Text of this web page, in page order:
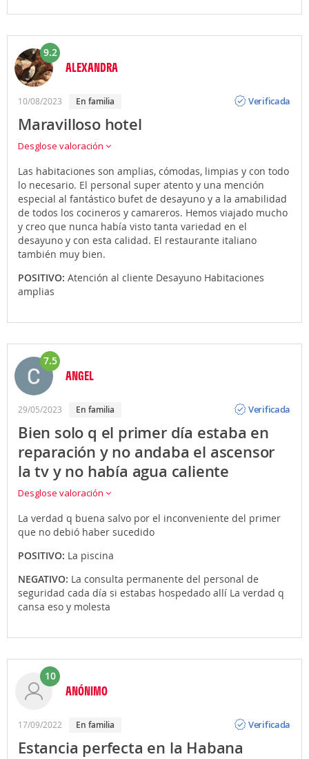
9.2
ALEXANDRA
10/08/2023 En familia
Verificada
Maravilloso hotel
Desglose valoración
Las habitaciones son amplias, cómodas, limpias y con todo
lo necesario. El personal super atento y una mención
especial al fantástico bufet de desayuno y a la amabilidad
de todos los cocineros y camareros. Hemos viajado mucho
y creo que nunca había visto tanta variedad en el
desayuno y con esta calidad. El restaurante italiano
también muy bien.
POSITIVO: Atención al cliente Desayuno Habitaciones
amplias
7.5
ANGEL
29/05/2023 En familia
Verificada
Bien solo q el primer día estaba en
reparación y no andaba el ascensor
la tv y no había agua caliente
Desglose valoración
La verdad q buena salvo por el inconveniente del primer
que no debió haber sucedido
POSITIVO: La piscina
NEGATIVO: La consulta permanente del personal de
seguridad cada día si estabas hospedado allí La verdad q
cansa eso y molesta
10
ANÓNIMO
17/09/2022 En familia
Verificada
Estancia perfecta en la Habana